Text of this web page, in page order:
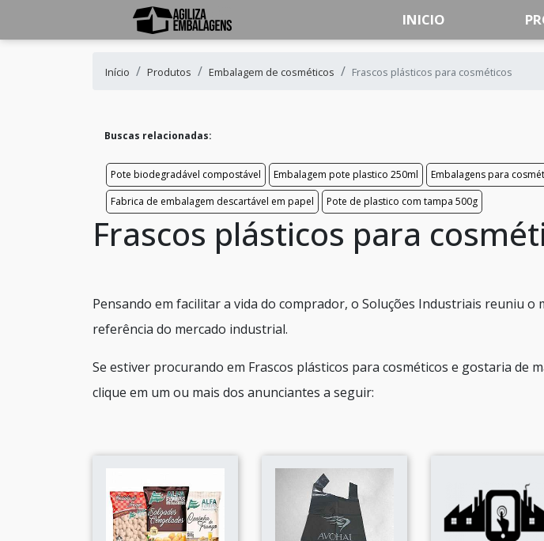
INICIO
Início Produtos Embalagem de cosméticos Frascos plásticos para cosméticos
Buscas relacionadas:
Pote biodegradável compostável Embalagem pote plastico 250ml
Embalagens para
Fabrica de embalagem descartável em papel
Pote de plastico com tampa 500g
Frascos plásticos para
Pensando em facilitar a vida do comprador, o Soluções Industriais reuniu
referência do mercado industrial.
Se estiver procurando em Frascos plásticos para cosméticos e gostaria de
clique em um ou mais dos anunciantes a seguir: